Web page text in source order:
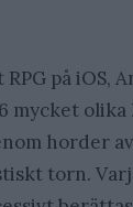
på iOS,
mycket olika
horder
torn.